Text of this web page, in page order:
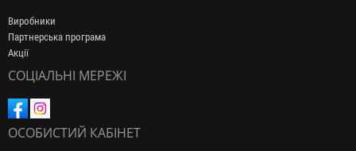
Виробники
Партнерська програма
Акції
СОЦІАЛЬНІ МЕРЕЖІ
ОСОБИСТИЙ КАБІНЕТ